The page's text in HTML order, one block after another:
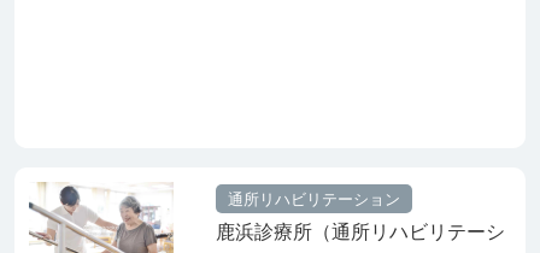
通所リハビリテーション
鹿浜診療所（通所リハビリテーシ